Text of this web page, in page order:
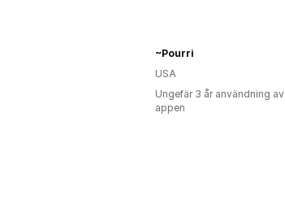
~Pourri
USA
Ungefär 3 år användning av
appen